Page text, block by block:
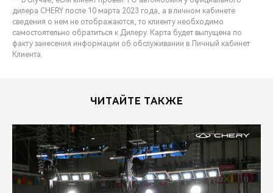
дилера CHERY после 10 марта 2023 года, а в личном кабинете
сведения о нем не отображаются, то клиенту необходимо
самостоятельно обратиться к Дилеру. Карта будет выпущена по
факту занесения информации об обслуживании в Личный кабинет
Клиента.
ЧИТАЙТЕ ТАКЖЕ